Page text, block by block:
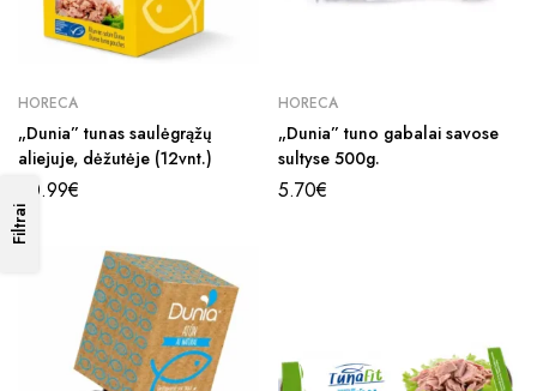
Filtrai
HORECA
„Dunia” tunas saulėgrąžų
aliejuje, dėžutėje (12vnt.)
20.99€
HORECA
„Dunia” tuno gabalai savose
sultyse 500g.
5.70€